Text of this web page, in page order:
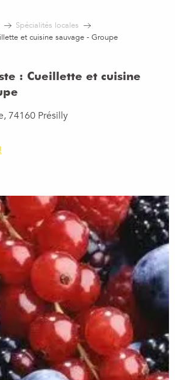
Spécialités locales
et cuisine sauvage - Groupe
: Cueillette et cuisine
74160 Présilly
favoris